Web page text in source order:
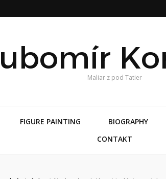
Maliar z pod Tatier
FIGURE PAINTING BIOGRAPHY
CONTAKT